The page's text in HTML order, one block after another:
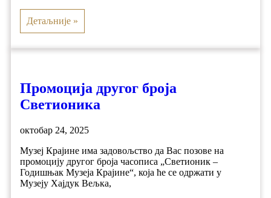
Детаљније »
Промоција другог броја
Светионика
октобар 24, 2025
Музеј Крајине има задовољство да Вас позове на
промоцију другог броја часописа „Светионик –
Годишњак Музеја Крајине“, која ће се одржати у
Музеју Хајдук Вељка,